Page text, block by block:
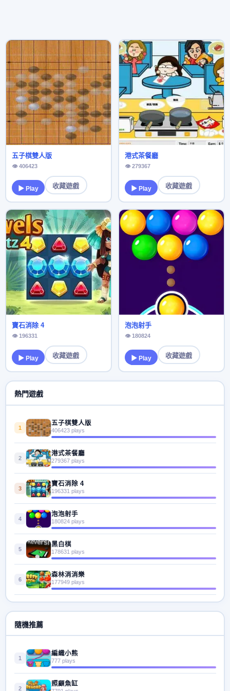
五子棋雙人版
👁 406423
▶ Play 收藏遊戲
港式茶餐廳
👁 279367
▶ Play 收藏遊戲
寶石消除 4
👁 196331
▶ Play 收藏遊戲
泡泡射手
👁 180824
▶ Play 收藏遊戲
熱門遊戲
1
五子棋雙人版
406423 plays
2
港式茶餐廳
279367 plays
3
寶石消除 4
196331 plays
4
泡泡射手
180824 plays
5
黑白棋
178631 plays
6
森林消消樂
177949 plays
隨機推薦
1
編織小熊
777 plays
2
照顧魚缸